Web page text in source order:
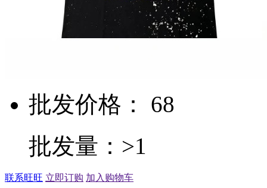
批发价格： 68
批发量：>1
联系旺旺 立即订购 加入购物车